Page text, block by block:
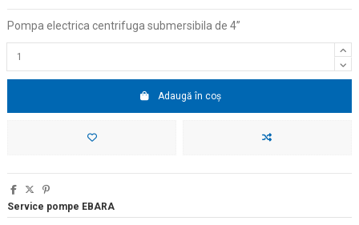
Pompa electrica centrifuga submersibila de 4”
Adaugă în coș
Service pompe EBARA